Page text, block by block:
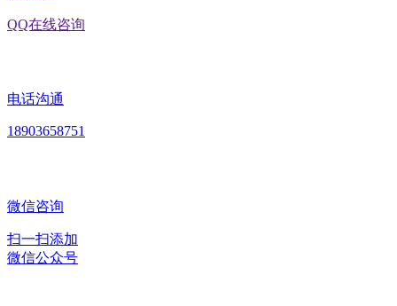
QQ在线咨询
电话沟通
18903658751
微信咨询
扫一扫添加
微信公众号